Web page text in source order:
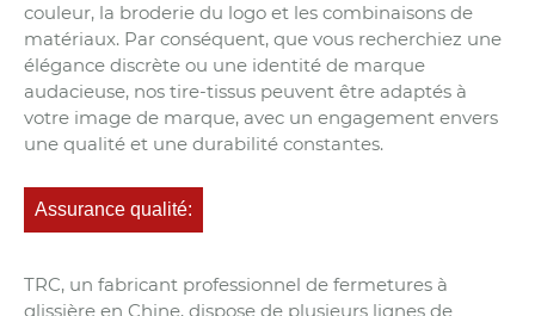
couleur, la broderie du logo et les combinaisons de
matériaux. Par conséquent, que vous recherchiez une
élégance discrète ou une identité de marque
audacieuse, nos tire-tissus peuvent être adaptés à
votre image de marque, avec un engagement envers
une qualité et une durabilité constantes.
Assurance qualité:
TRC, un fabricant professionnel de fermetures à
glissière en Chine, dispose de plusieurs lignes de